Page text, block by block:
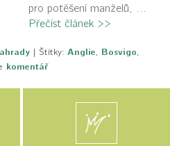
pro potěšení manželů, ...
Přečíst článek >>
| Štítky: Anglie Bosvigo
komentář